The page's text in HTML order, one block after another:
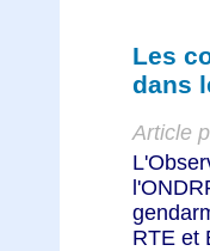
Les
dans
Article
RTE et